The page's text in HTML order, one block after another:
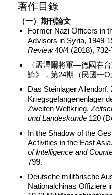
著作目錄
（一）期刊論文
Former Nazi Officers in
Advisors in Syria, 1949-
Review40/4 (2018), 732-
〈孟澤爾將軍—德國在
論》，第24期（民國一O
Das Steinlager
Kriegsgefangenenlager
Zweiten Weltkrieg.
und Landeskunde120
In the Shadow of the
Activities in the East
of Intelligence and
799.
Deutsche militärische
Nationalchinas Offiziere